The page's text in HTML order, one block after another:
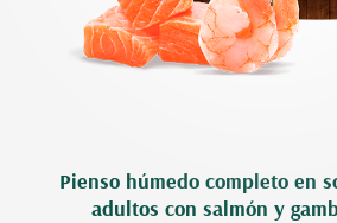
Pienso húmedo completo en
adultos con salmón y